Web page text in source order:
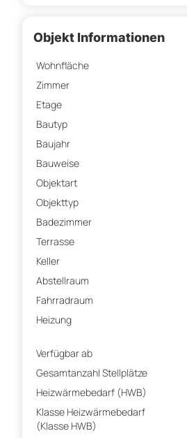
Objekt Informationen
Wohnfläche
Zimmer
Etage
Bautyp
Baujahr
Bauweise
Objektart
Objekttyp
Badezimmer
Terrasse
Keller
Abstellraum
Fahrradraum
Heizung
Verfügbar ab
Gesamtanzahl Stellplätze
Heizwärmebedarf (HWB)
Klasse Heizwärmebedarf
(Klasse HWB)